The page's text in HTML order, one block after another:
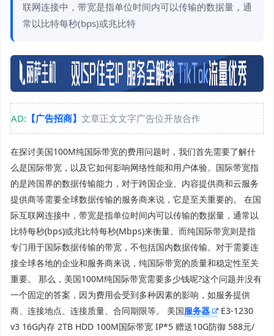
联网连接中，带宽是指单位时间内可以传输的数据量，通
常以比特每秒(bps)或兆比特
AD: 【广告招商】 文章正文文字广告位开放合作
在探讨美国100M纯国际带宽的费用问题时，我们首先需要了解什
么是国际带宽，以及它如何影响网络性能和用户体验。国际带宽指
的是跨国界的数据传输能力，对于跨国企业、内容提供商和云服务
提供商等需要全球数据传输的服务商来说，它是至关重要的。 在国
际互联网连接中，带宽是指单位时间内可以传输的数据量，通常以
比特每秒(bps)或兆比特每秒(Mbps)来衡量。而纯国际带宽则是指
专门用于国际数据传输的带宽，不包括国内数据传输。对于需要连
接全球各地的企业和服务商来说，纯国际带宽的质量和稳定性至关
重要。 那么，美国100M纯国际带宽需要多少钱呢?这个问题并没有
一个固定的答案，因为费用会受到多种因素的影响，如服务提供
商、连接地点、连接质量、合同期限等。 美国服务器
E3-1230
v3 16G内存 2TB HDD 100M国际带宽 IP*5 赠送10G防御 588元/